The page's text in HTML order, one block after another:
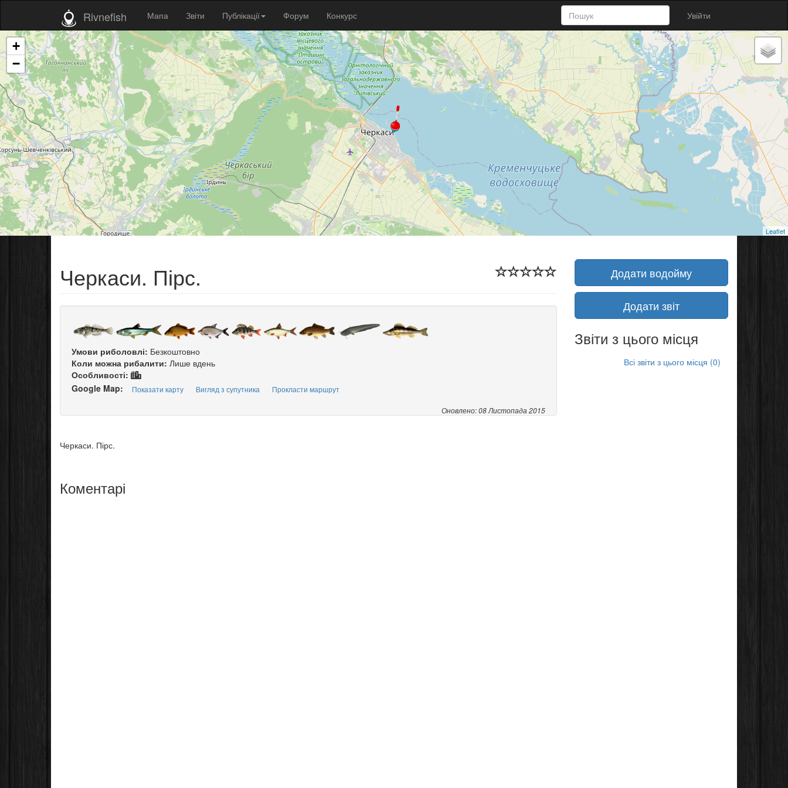
Rivnefish Мапа Звіти Публікації Форум Конкурс Увійти
+
−
Leaflet
Черкаси. Пірс.
Умови риболовлі: Безкоштовно
Коли можна рибалити: Лише вдень
Особливості:
Google Map:
Показати карту Вигляд з супутника Прокласти маршрут
Оновлено: 08 Листопада 2015
Черкаси. Пірс.
Коментарі
Додати водойму
Додати звіт
Звіти з цього місця
Всі звіти з цього місця (0)